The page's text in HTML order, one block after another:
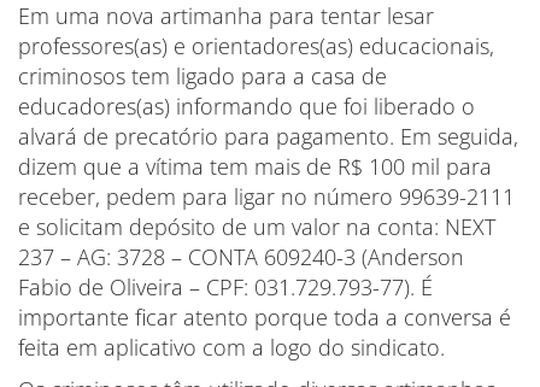
Em uma nova artimanha para tentar lesar
professores(as) e orientadores(as) educacionais,
criminosos tem ligado para a casa de
educadores(as) informando que foi liberado o
alvará de precatório para pagamento. Em seguida,
dizem que a vítima tem mais de R$ 100 mil para
receber, pedem para ligar no número 99639-2111
e solicitam depósito de um valor na conta: NEXT
237 – AG: 3728 – CONTA 609240-3 (Anderson
Fabio de Oliveira – CPF: 031.729.793-77). É
importante ficar atento porque toda a conversa é
feita em aplicativo com a logo do sindicato.